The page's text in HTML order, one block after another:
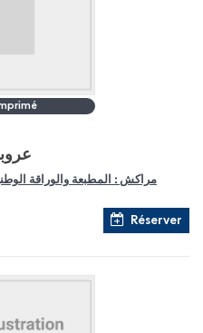
مراكش : المطبعة والوراقة
Réserver